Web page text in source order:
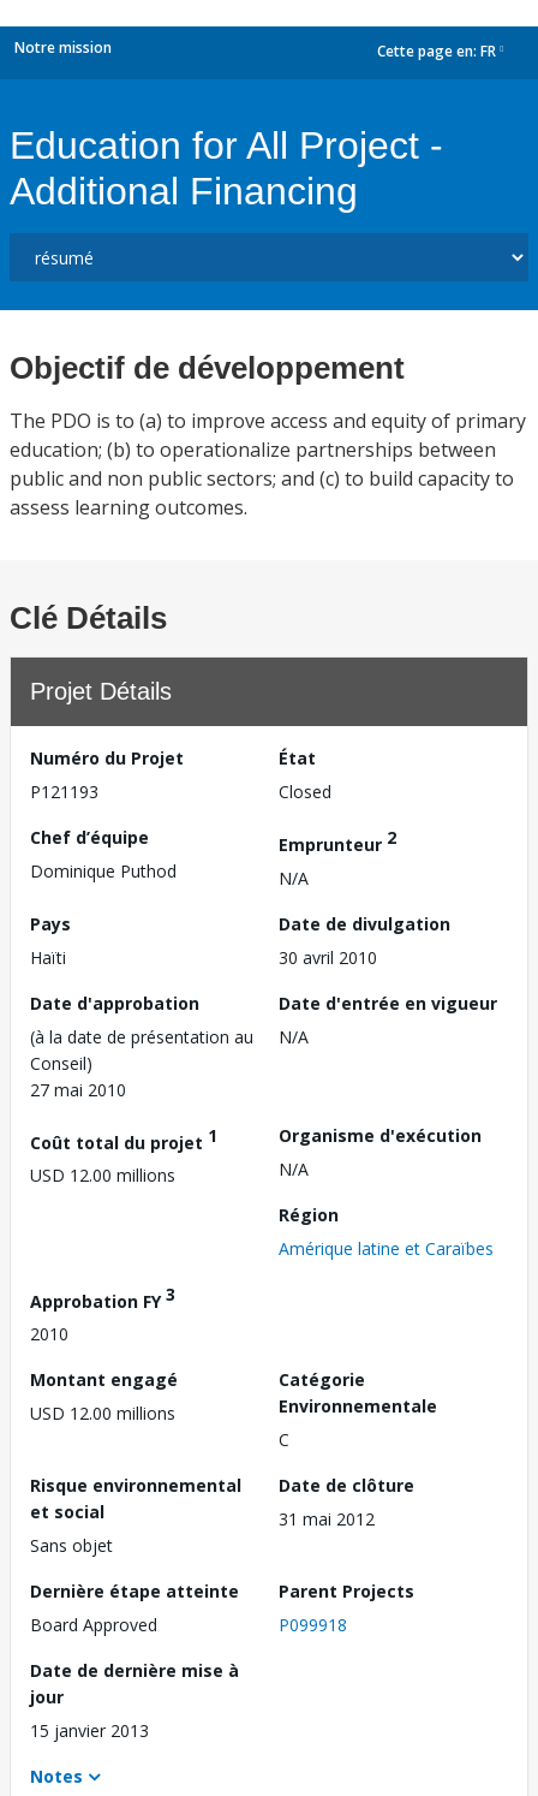
Notre mission Cette page en: FR
Education for All Project -
Additional Financing
Objectif de développement
The PDO is to (a) to improve access and equity of primary
education; (b) to operationalize partnerships between
public and non public sectors; and (c) to build capacity to
assess learning outcomes.
Clé Détails
Projet Détails
Numéro du Projet
P121193
État
Closed
Chef d’équipe
Dominique Puthod
Emprunteur 2
N/A
Pays
Haïti
Date de divulgation
30 avril 2010
Date d'approbation
(à la date de présentation au
Conseil)
27 mai 2010
Date d'entrée en vigueur
N/A
Coût total du projet 1
USD 12.00 millions
Organisme d'exécution
N/A
Région
Amérique latine et Caraïbes
Approbation FY3
2010
Montant engagé
USD 12.00 millions
Catégorie
Environnementale
C
Risque environnemental
et social
Sans objet
Date de clôture
31 mai 2012
Dernière étape atteinte
Board Approved
Parent Projects
P099918
Date de dernière mise à
jour
15 janvier 2013
Notes